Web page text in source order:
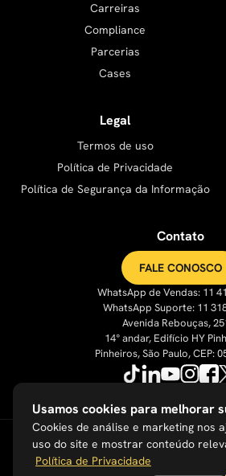
Carreiras
Compliance
Parcerias
Cases
Legal
Termos de uso
Política de Privacidade
Política de Segurança da Informação
Contato
FALE CONOSCO
WhatsApp de Vendas: 11
WhatsApp Suporte: 11
Avenida Rebouças,
14° andar, Edifício HY
Pinheiros, São Paulo, CEP:
Usamos cookies para melhorar
Cookies de análise e marketing nos
uso do site e mostrar conteúdo
Política de Privacidade